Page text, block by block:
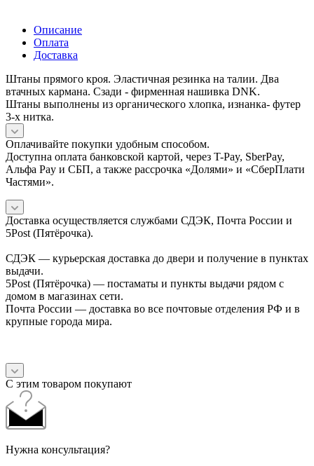
Описание
Оплата
Доставка
Штаны прямого кроя. Эластичная резинка на талии. Два
втачных кармана. Сзади - фирменная нашивка DNK.
Штаны выполнены из органического хлопка, изнанка- футер
3-х нитка.
Оплачивайте покупки удобным способом.
Доступна оплата банковской картой, через T-Pay, SberPay,
Альфа Pay и СБП, а также рассрочка «Долями» и «СберПлати
Частями».
Доставка осуществляется службами СДЭК, Почта России и
5Post (Пятёрочка).
СДЭК — курьерская доставка до двери и получение в пунктах
выдачи.
5Post (Пятёрочка) — постаматы и пункты выдачи рядом с
домом в магазинах сети.
Почта России — доставка во все почтовые отделения РФ и в
крупные города мира.
С этим товаром покупают
Нужна консультация?